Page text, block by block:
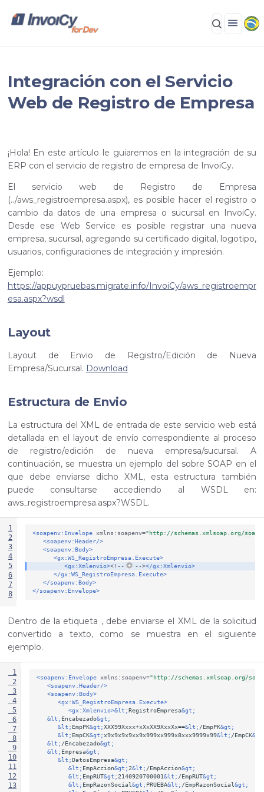
Integración con el Servicio
Web de Registro de Empresa
¡Hola! En este artículo le guiaremos en la integración de su
ERP con el servicio de registro de empresa de InvoiCy.
El servicio web de Registro de Empresa
(../aws_registroempresa.aspx), es posible hacer el registro o
cambio da datos de una empresa o sucursal en InvoiCy.
Desde ese Web Service es posible registrar una nueva
empresa, sucursal, agregando su certificado digital, logotipo,
usuarios, configuraciones de integración y impresión.
Ejemplo:
https://appuypruebas.migrate.info/InvoiCy/aws_registroempr
esa.aspx?wsdl
Layout
Layout de Envio de Registro/Edición de Nueva
Empresa/Sucursal. Download
Estructura de Envio
La estructura del XML de entrada de este servicio web está
detallada en el layout de envío correspondiente al proceso
de registro/edición de nueva empresa/sucursal. A
continuación, se muestra un ejemplo del sobre SOAP en el
que debe enviarse dicho XML, esta estructura también
puede consultarse accediendo al WSDL en:
aws_registroempresa.aspx?WSDL.
1
2
3
4
5
6
7
8
<soapenv:Envelope xmlns:soapenv="http://schemas.xmlsoap.org/soap/
<soapenv:Header/>
<soapenv:Body>
<gx:WS_RegistroEmpresa.Execute>
<gx:Xmlenvio><!-- --></gx:Xmlenvio>
</gx:WS_RegistroEmpresa.Execute>
</soapenv:Body>
</soapenv:Envelope>
Dentro de la etiqueta , debe enviarse el XML de la solicitud
convertido a texto, como se muestra en el siguiente
ejemplo.
1
2
3
4
5
6
7
8
9
10
11
12
13
<soapenv:Envelope xmlns:soapenv="http://schemas.xmlsoap.org/
<soapenv:Header/>
<soapenv:Body>
<gx:WS_RegistroEmpresa.Execute>
<gx:Xmlenvio>&lt; RegistroEmpresa&gt;
&lt; Encabezado&gt;
&lt; EmpPK&gt;XXX99Xxxx+xXxXX9XxxXx==&lt; /EmpPK&gt;
&lt; EmpCK&gt;x9x9x9x9xx9x999xx999x8xxx9999x99&lt; /EmpCK
&lt; /Encabezado&gt;
&lt; Empresa&gt;
&lt; DatosEmpresa&gt;
&lt; EmpAccion&gt;2&lt; /EmpAccion&gt;
&lt; EmpRUT&gt;2140920700001&lt; /EmpRUT&gt;
&lt; EmpRazonSocial&gt; PRUEBA&lt; /EmpRazonSocial&gt;